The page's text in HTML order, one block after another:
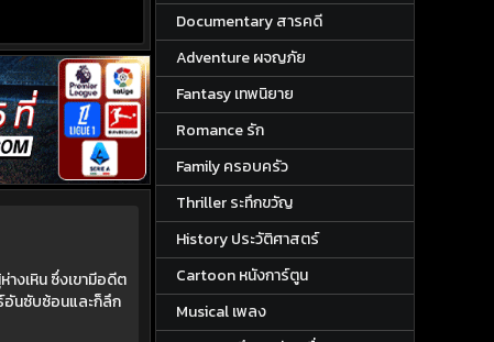
งเหิน ซึ่งเขามีอดีต
อันซับซ้อนและก็ลึก
Documentary สารคดี
Adventure ผจญภัย
Fantasy เทพนิยาย
Romance รัก
Family ครอบครัว
Thriller ระทึกขวัญ
History ประวัติศาสตร์
Cartoon หนังการ์ตูน
Musical เพลง